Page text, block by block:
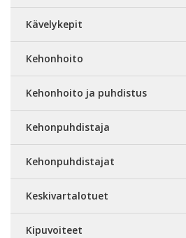
Kävelykepit
Kehonhoito
Kehonhoito ja puhdistus
Kehonpuhdistaja
Kehonpuhdistajat
Keskivartalotuet
Kipuvoiteet